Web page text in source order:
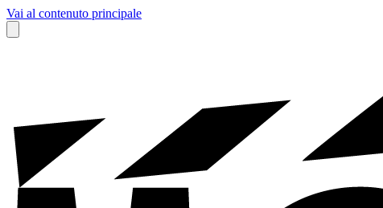
Vai al contenuto principale